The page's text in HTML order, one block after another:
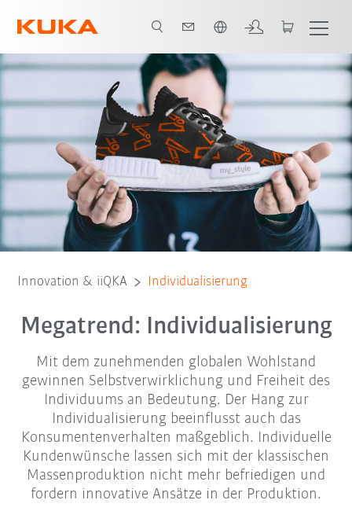
Innovation & iiQKA Individualisierung
Megatrend: Individualisierung
Mit dem zunehmenden globalen Wohlstand
gewinnen Selbstverwirklichung und Freiheit des
Individuums an Bedeutung. Der Hang zur
Individualisierung beeinflusst auch das
Konsumentenverhalten maßgeblich. Individuelle
Kundenwünsche lassen sich mit der klassischen
Massenproduktion nicht mehr befriedigen und
fordern innovative Ansätze in der Produktion.